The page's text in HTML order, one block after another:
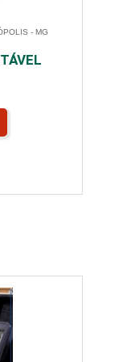
- MG